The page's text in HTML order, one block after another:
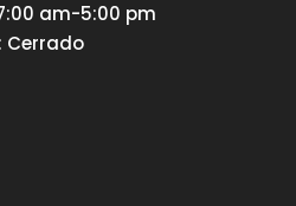
am-5:00 pm
Cerrado